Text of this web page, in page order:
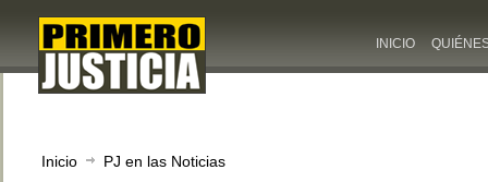
INICIO
Inicio PJ en las Noticias